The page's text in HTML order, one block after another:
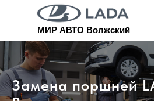
МИР АВТО Волжский
Замена поршней